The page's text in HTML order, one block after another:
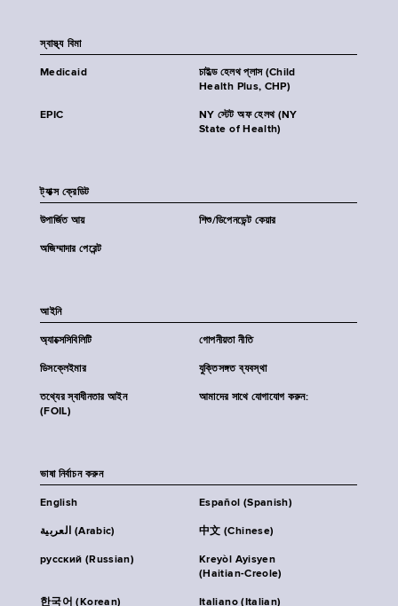
স্বাস্থ্য বিমা
Medicaid
চাইল্ড হেলথ প্লাস (Child
Health Plus, CHP)
EPIC
NY স্টেট অফ হেলথ (NY
State of Health)
ট্যাক্স ক্রেডিট
উপার্জিত আয় শিশু/ডিপেনডেন্ট কেয়ার
অজিম্মাদার পেরেন্ট
আইনি
অ্যাক্সেসিবিলিটি গোপনীয়তা নীতি
ডিসক্লেইমার যুক্তিসঙ্গত ব্যবস্থা
তথ্যের স্বাধীনতার আইন
(FOIL)
আমাদের সাথে যোগাযোগ করুন:
ভাষা নির্বাচন করুন
English Español (Spanish)
العربية (Arabic) 中文 (Chinese)
русский (Russian)
Kreyòl Ayisyen
(Haitian-Creole)
한국어 (Korean) Italiano (Italian)